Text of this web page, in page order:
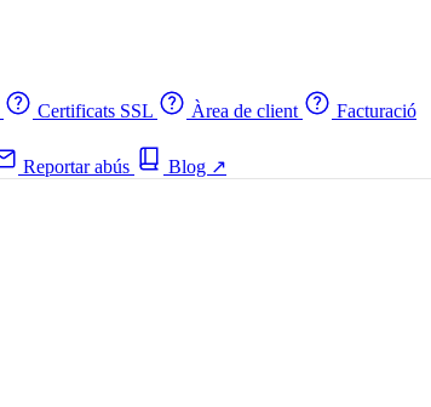
Certificats SSL Àrea de client
Facturació
Reportar abús Blog ↗